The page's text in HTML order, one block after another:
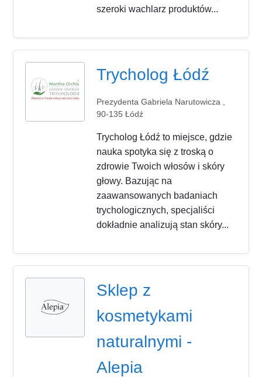
szeroki wachlarz produktów...
Trycholog Łódź
Prezydenta Gabriela Narutowicza ,
90-135 Łódź
Trycholog Łódź to miejsce, gdzie
nauka spotyka się z troską o
zdrowie Twoich włosów i skóry
głowy. Bazując na
zaawansowanych badaniach
trychologicznych, specjaliści
dokładnie analizują stan skóry...
Sklep z
kosmetykami
naturalnymi -
Alepia